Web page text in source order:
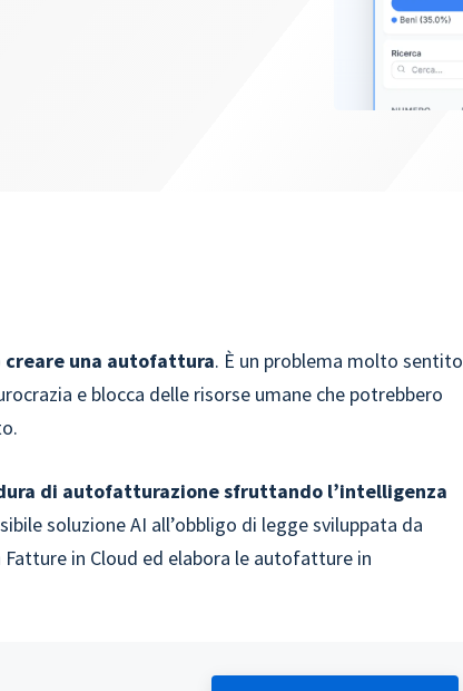
creare una autofattura. È un problema molto sentito
e blocca delle risorse umane che potrebbero
di autofatturazione sfruttando l’intelligenza
soluzione AI all’obbligo di legge sviluppata da
Fatture in Cloud ed elabora le autofatture in